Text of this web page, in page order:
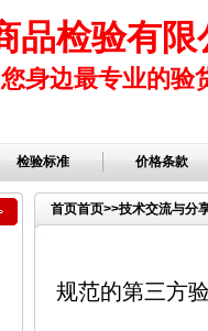
品检验有限
您身边最专业的验
检验标准 价格条款
首页首页>>技术交流与分
规范的第三方